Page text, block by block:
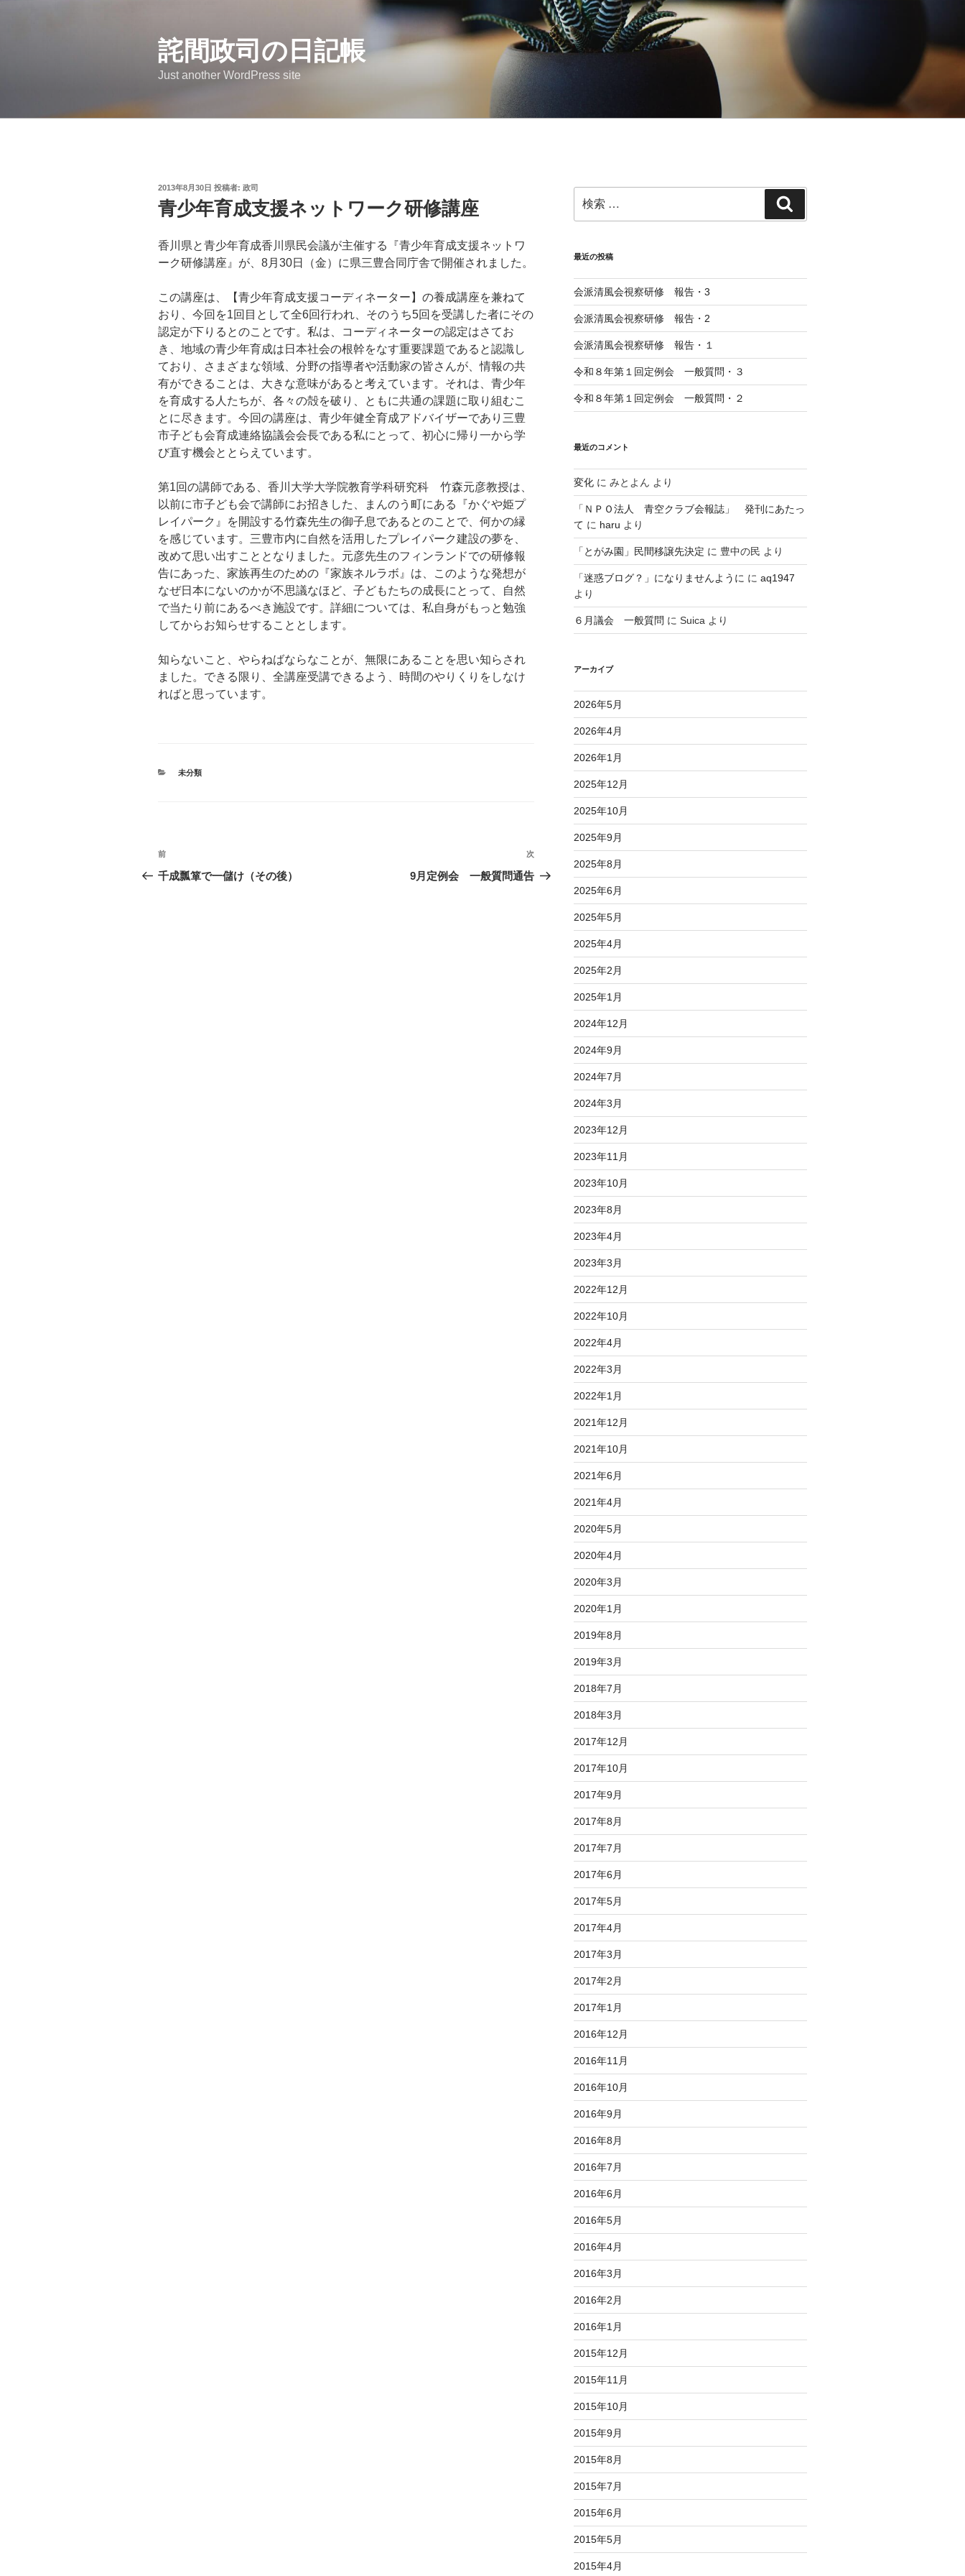
詫間政司の日記帳
Just another WordPress site
投
稿
日:
2013年8月30日 投稿者: 政司
青少年育成支援ネットワーク研修講座
香川県と青少年育成香川県民会議が主催する『青少年育成支援ネットワ
ーク研修講座』が、8月30日（金）に県三豊合同庁舎で開催されました。
この講座は、【青少年育成支援コーディネーター】の養成講座を兼ねて
おり、今回を1回目として全6回行われ、そのうち5回を受講した者にその
認定が下りるとのことです。私は、コーディネーターの認定はさてお
き、地域の青少年育成は日本社会の根幹をなす重要課題であると認識し
ており、さまざまな領域、分野の指導者や活動家の皆さんが、情報の共
有ができることは、大きな意味があると考えています。それは、青少年
を育成する人たちが、各々の殻を破り、ともに共通の課題に取り組むこ
とに尽きます。今回の講座は、青少年健全育成アドバイザーであり三豊
市子ども会育成連絡協議会会長である私にとって、初心に帰り一から学
び直す機会ととらえています。
第1回の講師である、香川大学大学院教育学科研究科 竹森元彦教授は、
以前に市子ども会で講師にお招きした、まんのう町にある『かぐや姫プ
レイパーク』を開設する竹森先生の御子息であるとのことで、何かの縁
を感じています。三豊市内に自然を活用したプレイパーク建設の夢を、
改めて思い出すこととなりました。元彦先生のフィンランドでの研修報
告にあった、家族再生のための『家族ネルラボ』は、このような発想が
なぜ日本にないのかが不思議なほど、子どもたちの成長にとって、自然
で当たり前にあるべき施設です。詳細については、私自身がもっと勉強
してからお知らせすることとします。
知らないこと、やらねばならなことが、無限にあることを思い知らされ
ました。できる限り、全講座受講できるよう、時間のやりくりをしなけ
ればと思っています。
カ
未分類
投
稿
過
去
前
千成瓢箪で一儲け（その後）
の
次
9月定例会 一般質問通告
索:
索
最近の投稿
会派清風会視察研修 報告・3
会派清風会視察研修 報告・2
会派清風会視察研修 報告・１
令和８年第１回定例会 一般質問・３
令和８年第１回定例会 一般質問・２
最近のコメント
変化に みとよん より
「ＮＰＯ法人 青空クラブ会報誌」 発刊にあたっ
て に haru より
「とがみ園」民間移譲先決定 に 豊中の民 より
「迷惑ブログ？」になりませんように に aq1947
より
６月議会 一般質問 に Suicaより
アーカイブ
2026年5月
2026年4月
2026年1月
2025年12月
2025年10月
2025年9月
2025年8月
2025年6月
2025年5月
2025年4月
2025年2月
2025年1月
2024年12月
2024年9月
2024年7月
2024年3月
2023年12月
2023年11月
2023年10月
2023年8月
2023年4月
2023年3月
2022年12月
2022年10月
2022年4月
2022年3月
2022年1月
2021年12月
2021年10月
2021年6月
2021年4月
2020年5月
2020年4月
2020年3月
2020年1月
2019年8月
2019年3月
2018年7月
2018年3月
2017年12月
2017年10月
2017年9月
2017年8月
2017年7月
2017年6月
2017年5月
2017年4月
2017年3月
2017年2月
2017年1月
2016年12月
2016年11月
2016年10月
2016年9月
2016年8月
2016年7月
2016年6月
2016年5月
2016年4月
2016年3月
2016年2月
2016年1月
2015年12月
2015年11月
2015年10月
2015年9月
2015年8月
2015年7月
2015年6月
2015年5月
2015年4月